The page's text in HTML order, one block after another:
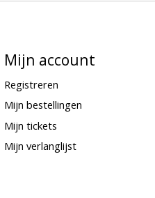
Mijn account
Registreren
Mijn bestellingen
Mijn tickets
Mijn verlanglijst